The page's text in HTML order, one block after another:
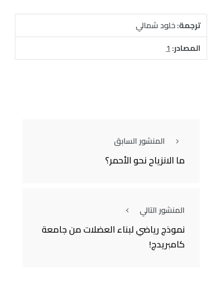
ترجمة:خلود شمالي
المصادر:1
المنشور السابق
ما الانزياح نحو الأحمر؟
المنشور التالي
نموذج رياضي لبناء العضلات من جامعة
كامبريدج!